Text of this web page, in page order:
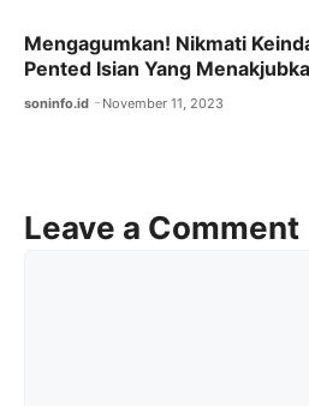
Mengagumkan! Nikmati
Pented Isian Yang
soninfo.id November 11, 2023
Leave a Comment